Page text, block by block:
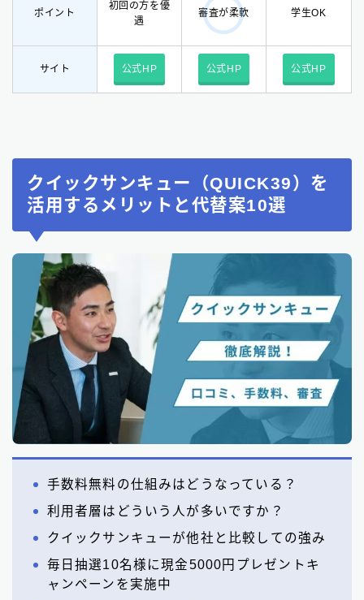
ポイント
初回の方を優
遇
審査が柔軟 学生OK
サイト 公式HP 公式HP 公式HP
クイックサンキュー（QUICK39）を
活用するメリットと代替案10選
手数料無料の仕組みはどうなっている？
利用者層はどういう人が多いですか？
クイックサンキューが他社と比較しての強み
毎日抽選10名様に現金5000円プレゼントキ
ャンペーンを実施中